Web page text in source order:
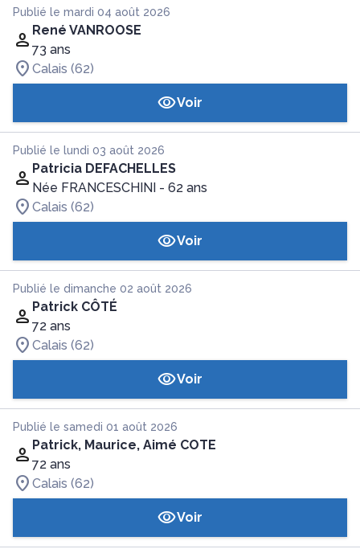
Publié le mardi 04 août 2026
René VANROOSE
73 ans
Calais (62)
Voir
Publié le lundi 03 août 2026
Patricia DEFACHELLES
Née FRANCESCHINI - 62 ans
Calais (62)
Voir
Publié le dimanche 02 août 2026
Patrick CÔTÉ
72 ans
Calais (62)
Voir
Publié le samedi 01 août 2026
Patrick, Maurice, Aimé COTE
72 ans
Calais (62)
Voir